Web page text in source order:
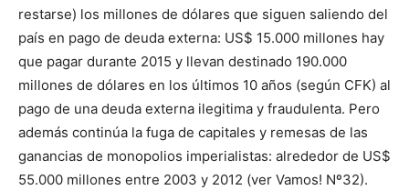
restarse) los millones de dólares que siguen saliendo del
país en pago de deuda externa: US$ 15.000 millones hay
que pagar durante 2015 y llevan destinado 190.000
millones de dólares en los últimos 10 años (según CFK) al
pago de una deuda externa ilegitima y fraudulenta. Pero
además continúa la fuga de capitales y remesas de las
ganancias de monopolios imperialistas: alrededor de US$
55.000 millones entre 2003 y 2012 (ver Vamos! Nº32).